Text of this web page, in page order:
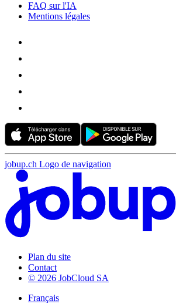
FAQ sur l'IA
Mentions légales
jobup.ch Logo de navigation
Plan du site
Contact
© 2026 JobCloud SA
Français